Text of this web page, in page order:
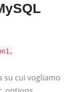
su cui vogliamo